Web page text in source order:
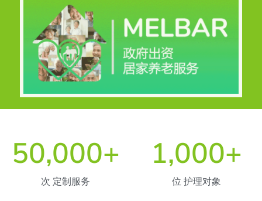
次 定制服务
50,000+
位 护理对象
1,000+